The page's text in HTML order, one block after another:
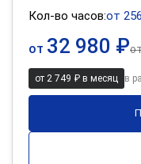
Кол-во часов:от
от 32 980 ₽
от 2 749 ₽ в месяц в